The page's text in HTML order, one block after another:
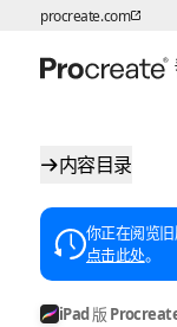
跳转至内容
procreate.com
内容目录
你正在阅览
点击此处。
iPad 版